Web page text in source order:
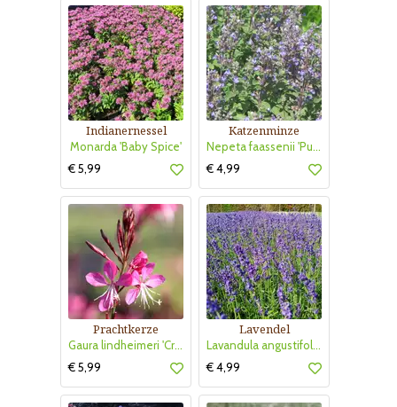
Indianernessel
Monarda 'Baby Spice'
€ 5,99
Katzenminze
Nepeta faassenii 'Purrsian Blue'
€ 4,99
Prachtkerze
Gaura lindheimeri 'Crimson Butterflies'
€ 5,99
Lavendel
Lavandula angustifolia 'Hidcote'
€ 4,99